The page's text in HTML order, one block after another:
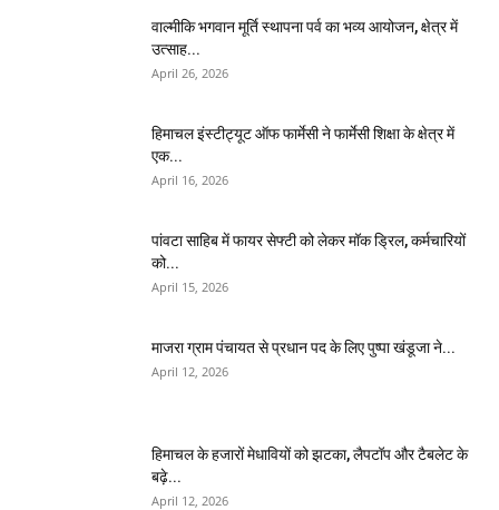
वाल्मीकि भगवान मूर्ति स्थापना पर्व का भव्य आयोजन, क्षेत्र में
उत्साह...
April 26, 2026
हिमाचल इंस्टीट्यूट ऑफ फार्मेसी ने फार्मेसी शिक्षा के क्षेत्र में
एक...
April 16, 2026
पांवटा साहिब में फायर सेफ्टी को लेकर मॉक ड्रिल, कर्मचारियों
को...
April 15, 2026
माजरा ग्राम पंचायत से प्रधान पद के लिए पुष्पा खंडूजा ने...
April 12, 2026
हिमाचल के हजारों मेधावियों को झटका, लैपटॉप और टैबलेट के
बढ़े...
April 12, 2026